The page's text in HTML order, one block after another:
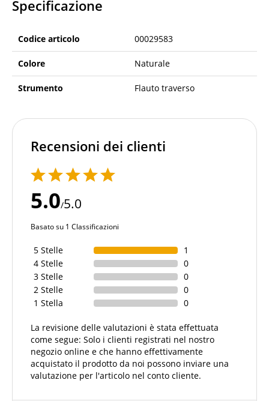
Specificazione
Codice articolo 00029583
Colore Naturale
Strumento Flauto traverso
Recensioni dei clienti
5.0/5.0
Basato su 1 Classificazioni
5 Stelle
1
4 Stelle
0
3 Stelle
0
2 Stelle
0
1 Stella
0
La revisione delle valutazioni è stata effettuata
come segue: Solo i clienti registrati nel nostro
negozio online e che hanno effettivamente
acquistato il prodotto da noi possono inviare una
valutazione per l'articolo nel conto cliente.